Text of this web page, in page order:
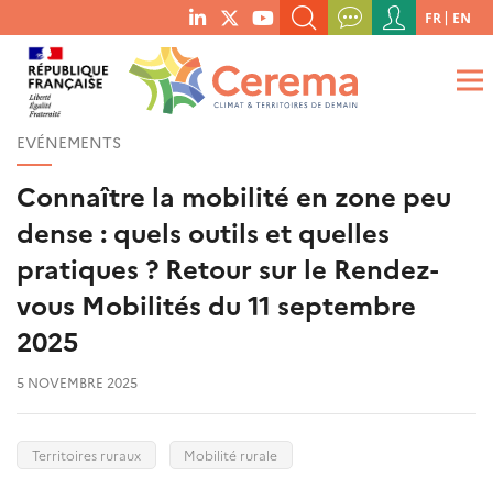
menu
social
links
RECHERCHER UN MOT-CLÉ, UNE PUBLICATION, ETC.
QUE RECHERCHEZ-VOUS ?
Menu
du
compte
de
FR EN
EVÉNEMENTS
Connaître la mobilité en zone peu
dense : quels outils et quelles
pratiques ? Retour sur le Rendez-
vous Mobilités du 11 septembre
2025
5 NOVEMBRE 2025
Territoires ruraux
Mobilité rurale